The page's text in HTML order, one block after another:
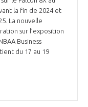
la fin de 2024 et
La nouvelle
sur l’exposition
Business
du 17 au 19